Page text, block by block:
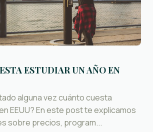
ESTUDIAR UN AÑO EN
alguna vez cuánto cuesta
EEUU? En este post te explicamos
sobre precios, program...